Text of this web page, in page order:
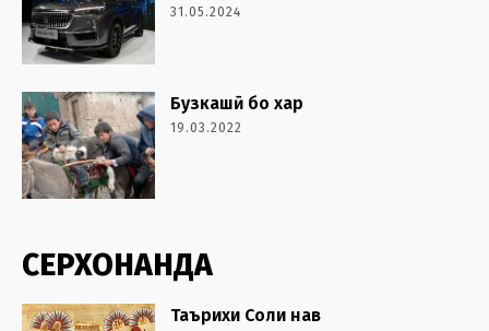
31.05.2024
Бузкашӣ бо хар
19.03.2022
СЕРХОНАНДА
Таърихи Соли нав